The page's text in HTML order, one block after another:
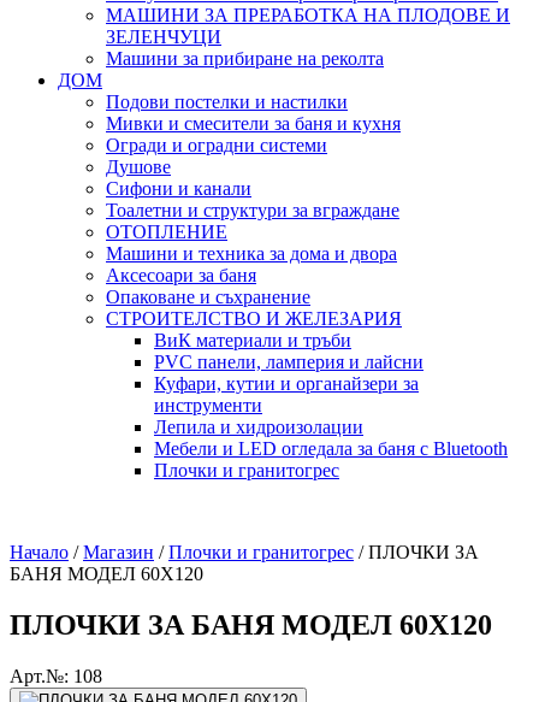
МАШИНИ ЗА ПРЕРАБОТКА НА ПЛОДОВЕ И
ЗЕЛЕНЧУЦИ
Машини за прибиране на реколта
ДОМ
Подови постелки и настилки
Мивки и смесители за баня и кухня
Огради и оградни системи
Душове
Сифони и канали
Тоалетни и структури за вграждане
ОТОПЛЕНИЕ
Машини и техника за дома и двора
Аксесоари за баня
Опаковане и съхранение
СТРОИТЕЛСТВО И ЖЕЛЕЗАРИЯ
ВиК материали и тръби
PVC панели, ламперия и лайсни
Куфари, кутии и органайзери за
инструменти
Лепила и хидроизолации
Мебели и LED огледала за баня с Bluetooth
Плочки и гранитогрес
Начало / Магазин / Плочки и гранитогрес / ПЛОЧКИ ЗА
БАНЯ МОДЕЛ 60X120
ПЛОЧКИ ЗА БАНЯ МОДЕЛ 60X120
Арт.№: 108